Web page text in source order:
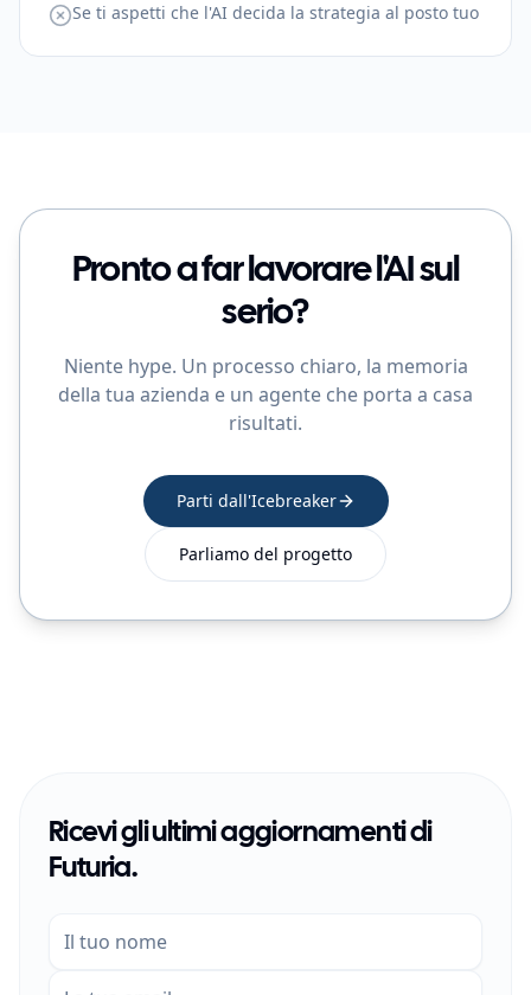
Se ti aspetti che l'AI decida la strategia al posto tuo
Pronto a far lavorare l'AI sul
serio?
Niente hype. Un processo chiaro, la memoria
della tua azienda e un agente che porta a casa
risultati.
Parti dall'Icebreaker
Parliamo del progetto
Ricevi gli ultimi aggiornamenti di
Futuria.